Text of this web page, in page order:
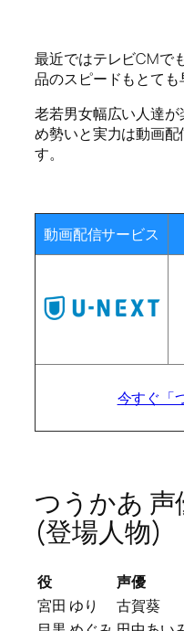
最近ではテレビCMで
品のスピードもとて
老若男女幅広い人達
め勢いと実力は動画
す。
動画配信サービス
今すぐ「
つうかあ 声
(登場人物)
役
声優
宮田 ゆり
古賀葵